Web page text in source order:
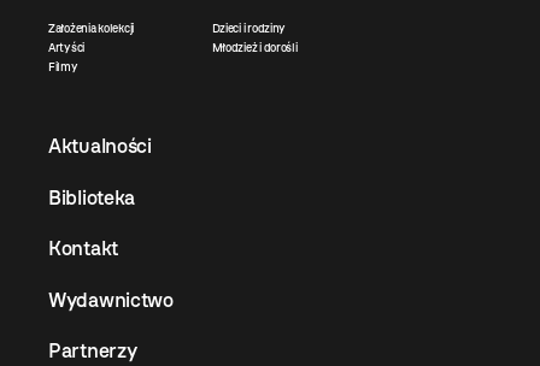
Założenia kolekcji
Artyści
Filmy
Dzieci i rodziny
Młodzież i dorośli
Aktualności
Biblioteka
Kontakt
Wydawnictwo
Partnerzy